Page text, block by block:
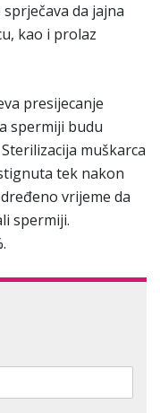
sprječava da jajna
kao i prolaz
presijecanje
spermiji budu
muškarca
tek nakon
vrijeme da
spermiji.